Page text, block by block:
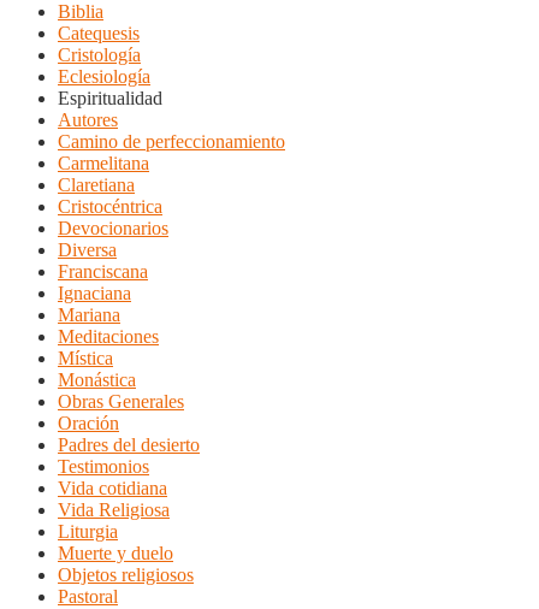
Biblia
Catequesis
Cristología
Eclesiología
Espiritualidad
Autores
Camino de perfeccionamiento
Carmelitana
Claretiana
Cristocéntrica
Devocionarios
Diversa
Franciscana
Ignaciana
Mariana
Meditaciones
Mística
Monástica
Obras Generales
Oración
Padres del desierto
Testimonios
Vida cotidiana
Vida Religiosa
Liturgia
Muerte y duelo
Objetos religiosos
Pastoral